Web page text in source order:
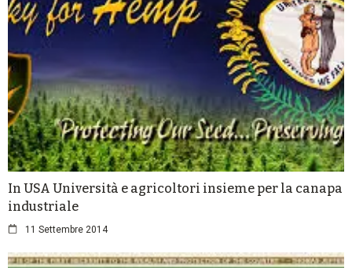
In USA Università e agricoltori insieme per la canapa
industriale
11 Settembre 2014